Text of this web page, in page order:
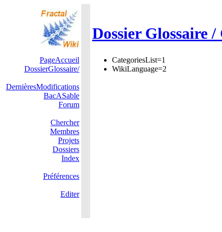
Dossier Glossaire
PageAccueil
DossierGlossaire/
DernièresModifications
BacASable
Forum
Chercher
Membres
Projets
Dossiers
Index
Préférences
Editer
CategoriesList=1
WikiLanguage=2